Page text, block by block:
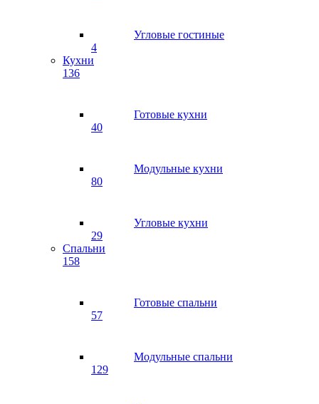
Угловые гостиные
4
Кухни
136
Готовые кухни
40
Модульные кухни
80
Угловые кухни
29
Спальни
158
Готовые спальни
57
Модульные спальни
129